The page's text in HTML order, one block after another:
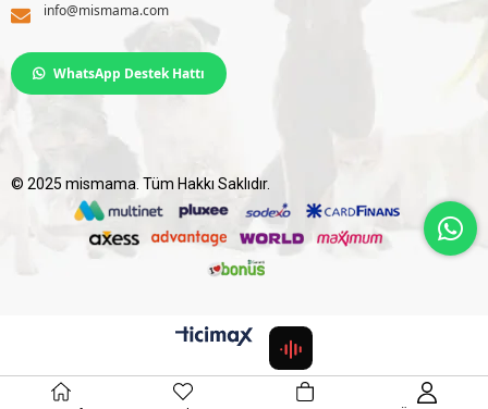
info@mismama.com
WhatsApp Destek Hattı
© 2025 mismama. Tüm Hakkı Saklıdır.